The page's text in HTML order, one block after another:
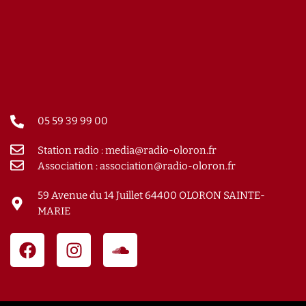
05 59 39 99 00
Station radio : media@radio-oloron.fr
Association : association@radio-oloron.fr
59 Avenue du 14 Juillet 64400 OLORON SAINTE-
MARIE